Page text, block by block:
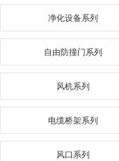
净化设备系列
自由防撞门系列
风机系列
电缆桥架系列
风口系列